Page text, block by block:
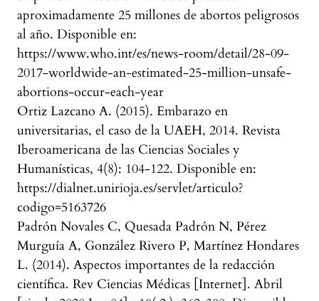
aproximadamente 25 millones de abortos peligrosos
al año. Disponible en:
https://www.who.int/es/news-room/detail/28-09-
2017-worldwide-an-estimated-25-million-unsafe-
abortions-occur-each-year
Ortiz Lazcano A. (2015). Embarazo en
universitarias, el caso de la UAEH, 2014. Revista
Iberoamericana de las Ciencias Sociales y
Humanísticas, 4(8): 104-122. Disponible en:
https://dialnet.unirioja.es/servlet/articulo?
codigo=5163726
Padrón Novales C, Quesada Padrón N, Pérez
Murguía A, González Rivero P, Martínez Hondares
L. (2014). Aspectos importantes de la redacción
científica. Rev Ciencias Médicas [Internet]. Abril